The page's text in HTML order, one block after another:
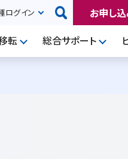
ログイン お申し
転 総合サポート